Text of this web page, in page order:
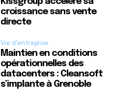
croissance sans vente
directe
Vie d'entreprise
Maintien en conditions
opérationnelles des
datacenters : Cleansoft
s’implante à Grenoble